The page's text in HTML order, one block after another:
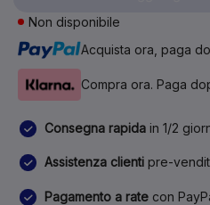
Non disponibile
Acquista ora, paga
Compra ora. Paga
Consegna rapida in 1/2
Assistenza clienti pre-
Pagamento a rate con